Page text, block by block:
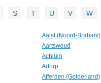
S T U V W
Aalst (Noord-Brabant)
Aartswoud
Achlum
Adorp
Afferden (Gelderland)